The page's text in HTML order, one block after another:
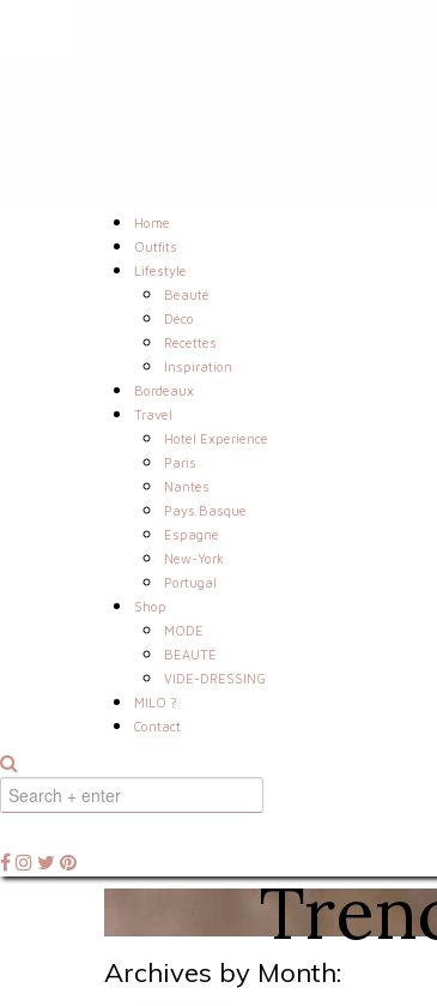
Home
Outfits
Lifestyle
Beauté
Déco
Recettes
Inspiration
Bordeaux
Travel
Hotel Experience
Paris
Nantes
Pays Basque
Espagne
New-York
Portugal
Shop
MODE
BEAUTÉ
VIDE-DRESSING
MILO ?
Contact
Archives by Month: